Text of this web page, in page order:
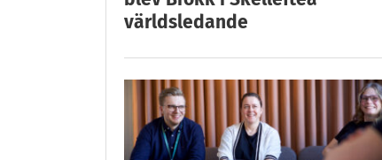
världsledande